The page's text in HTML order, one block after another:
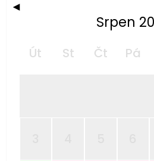
◀
Srpen
Út St Čt Pá